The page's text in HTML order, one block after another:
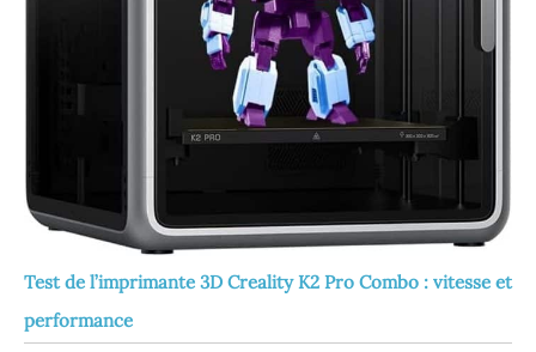
Test de l’imprimante 3D Creality K2 Pro Combo : vitesse et
performance